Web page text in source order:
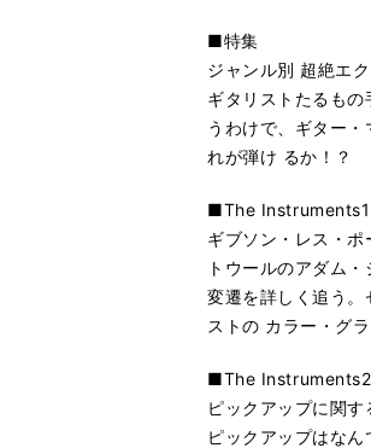
■特集
ジャンル別 超絶エ
ギタリストたるも
うわけで、ギター
れが弾け るか！？
■The Instruments1
ギブソン・レス・ポ
トウールのアダム
変遷を詳しく追う
ストの カラー・グ
■The Instruments2
ピックアップに関す
ピックアップはな